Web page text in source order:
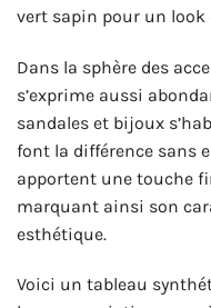
vert sapin pour un look
Dans la sphère des
s’exprime aussi
sandales et bijoux
font la différence sans
apportent une touche
marquant ainsi son
esthétique.
Voici un tableau